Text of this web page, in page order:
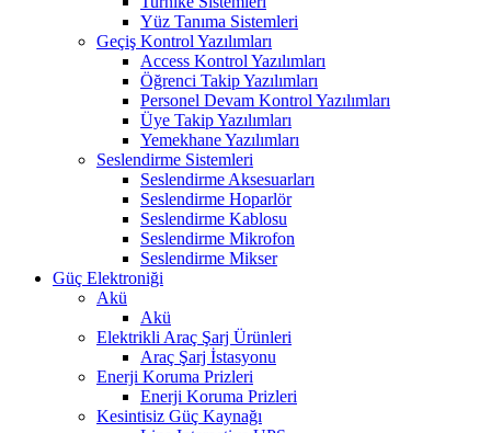
Yüz Tanıma Sistemleri
Geçiş Kontrol Yazılımları
Access Kontrol Yazılımları
Öğrenci Takip Yazılımları
Personel Devam Kontrol Yazılımları
Üye Takip Yazılımları
Yemekhane Yazılımları
Seslendirme Sistemleri
Seslendirme Aksesuarları
Seslendirme Hoparlör
Seslendirme Kablosu
Seslendirme Mikrofon
Seslendirme Mikser
Güç Elektroniği
Akü
Akü
Elektrikli Araç Şarj Ürünleri
Araç Şarj İstasyonu
Enerji Koruma Prizleri
Enerji Koruma Prizleri
Kesintisiz Güç Kaynağı